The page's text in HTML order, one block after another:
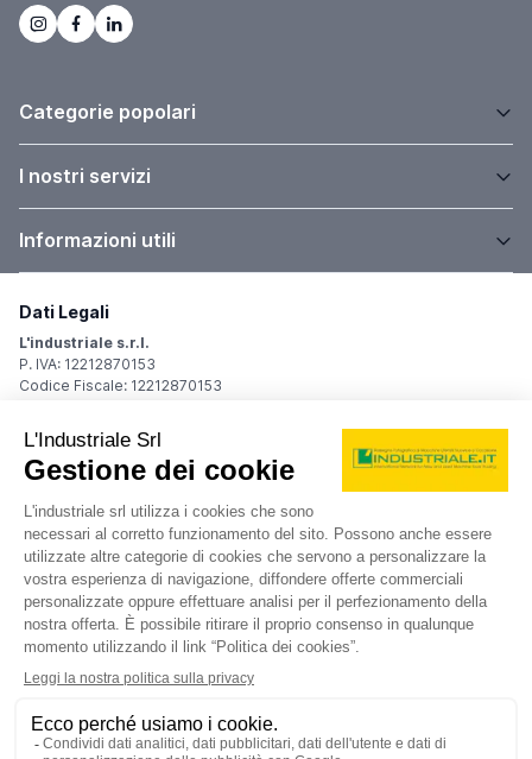
Categorie popolari
I nostri servizi
Informazioni utili
Dati Legali
L'industriale s.r.l.
P. IVA: 12212870153
Codice Fiscale: 12212870153
Sede Legale
Via Carlo Dolci, 32
20148 Milano (MI)
Italy
Registro Imprese
Iscrizione R.I.: 12212870153
REA: MI-1539011
Capitale sociale: Euro 10.400,00 i.v.
Contatti
info@industriale.it
PEC:industriale@pec.industriale.it